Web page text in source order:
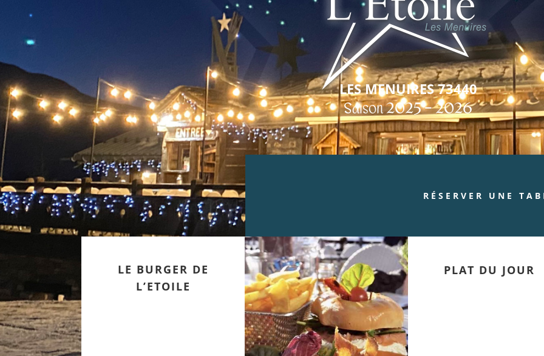
LES MENUIRES73440
Saison 2025 – 2026
RÉSERVER UNE
LE BURGER DE
L’ETOILE
PLAT DU JOUR